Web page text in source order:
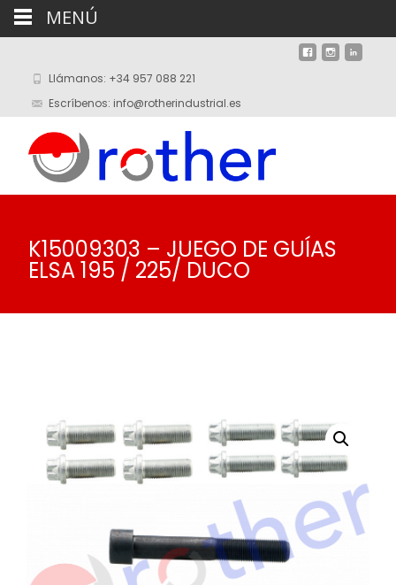
Llámanos: +34 957 088 221
Escríbenos: info@rotherindustrial.es
K15009303 – JUEGO DE GUÍAS
ELSA 195 / 225/ DUCO
MENÚ